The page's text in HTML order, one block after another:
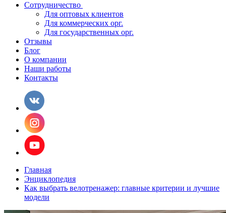
Сотрудничество
Для оптовых клиентов
Для коммерческих орг.
Для государственных орг.
Отзывы
Блог
О компании
Наши работы
Контакты
Главная
Энциклопедия
Как выбрать велотренажер: главные критерии и лучшие
модели